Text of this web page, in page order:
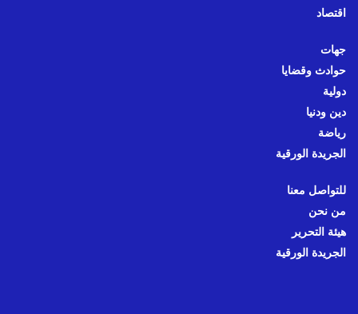
اقتصاد
جهات
حوادث وقضايا
دولية
دين ودنيا
رياضة
الجريدة الورقية
للتواصل معنا
من نحن
هيئة التحرير
الجريدة الورقية